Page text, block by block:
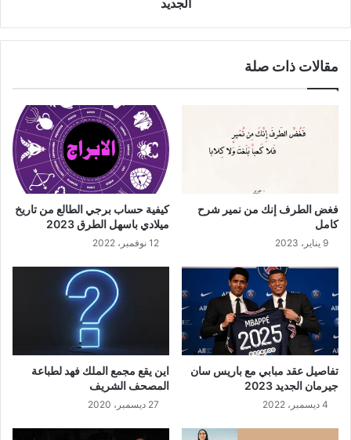
الجديد
مقالات ذات صلة
فغض الطرف إنك من نمير شرح
كامل
9 يناير، 2023
كيفية حساب برجي الطالع من تاريخ
ميلادي باسهل الطرق 2023
12 نوفمبر، 2022
تفاصيل عقد مبابي مع باريس سان
جيرمان الجديد 2023
4 ديسمبر، 2022
اين يقع مجمع الملك فهد لطباعة
المصحف الشريف
27 ديسمبر، 2020